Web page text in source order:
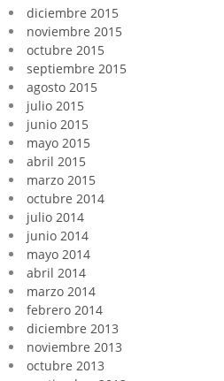
diciembre 2015
noviembre 2015
octubre 2015
septiembre 2015
agosto 2015
julio 2015
junio 2015
mayo 2015
abril 2015
marzo 2015
octubre 2014
julio 2014
junio 2014
mayo 2014
abril 2014
marzo 2014
febrero 2014
diciembre 2013
noviembre 2013
octubre 2013